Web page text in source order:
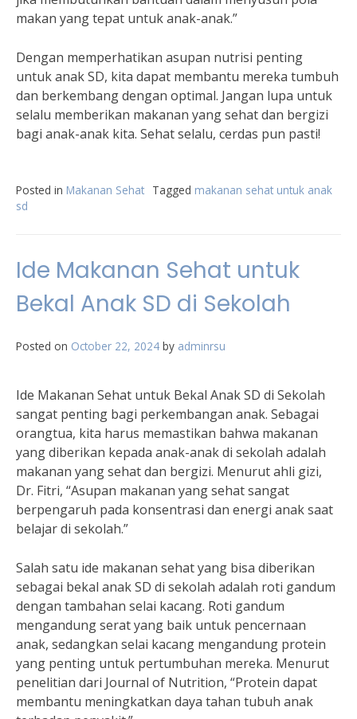
makan yang tepat untuk anak-anak.”
Dengan memperhatikan asupan nutrisi penting
untuk anak SD, kita dapat membantu mereka tumbuh
dan berkembang dengan optimal. Jangan lupa untuk
selalu memberikan makanan yang sehat dan bergizi
bagi anak-anak kita. Sehat selalu, cerdas pun pasti!
Posted in Makanan Sehat Tagged makanan sehat untuk anak
sd
Ide Makanan Sehat untuk
Bekal Anak SD di Sekolah
Posted on October 22, 2024 by adminrsu
Ide Makanan Sehat untuk Bekal Anak SD di Sekolah
sangat penting bagi perkembangan anak. Sebagai
orangtua, kita harus memastikan bahwa makanan
yang diberikan kepada anak-anak di sekolah adalah
makanan yang sehat dan bergizi. Menurut ahli gizi,
Dr. Fitri, “Asupan makanan yang sehat sangat
berpengaruh pada konsentrasi dan energi anak saat
belajar di sekolah.”
Salah satu ide makanan sehat yang bisa diberikan
sebagai bekal anak SD di sekolah adalah roti gandum
dengan tambahan selai kacang. Roti gandum
mengandung serat yang baik untuk pencernaan
anak, sedangkan selai kacang mengandung protein
yang penting untuk pertumbuhan mereka. Menurut
penelitian dari Journal of Nutrition, “Protein dapat
membantu meningkatkan daya tahan tubuh anak